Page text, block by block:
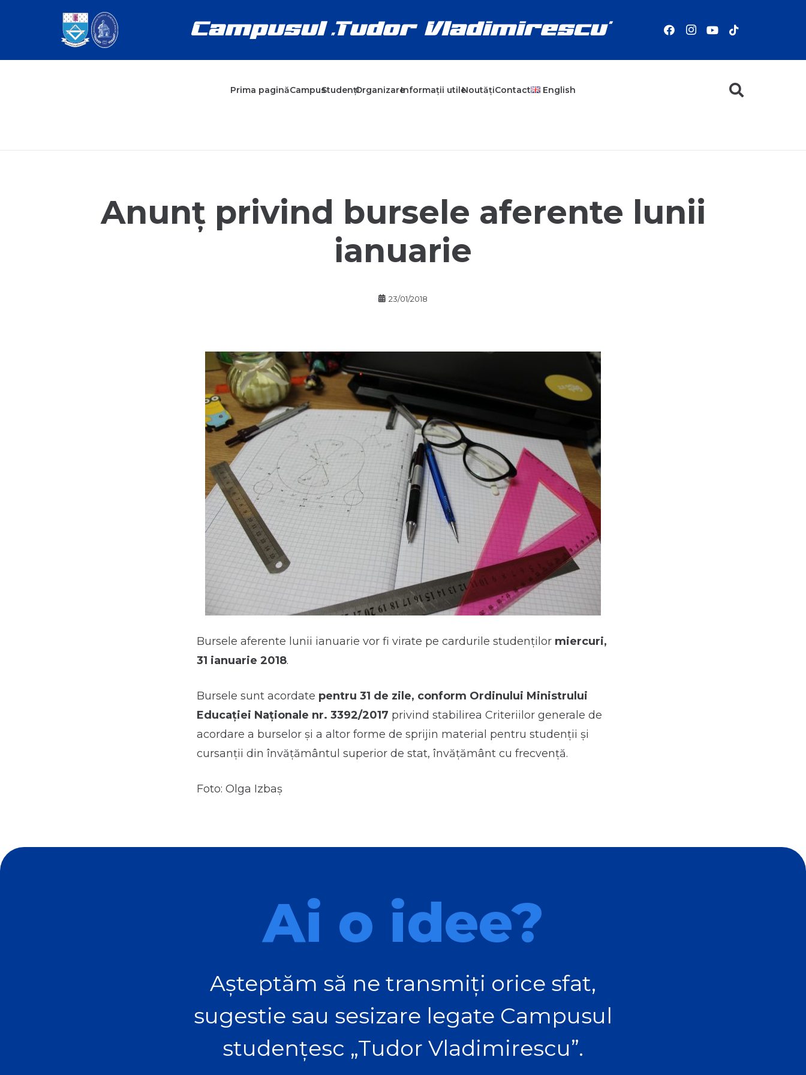
Prima paginăCampusStudențiOrganizareInformații utileNoutățiContact English
Anunț privind bursele aferente lunii
ianuarie
23/01/2018
Bursele aferente lunii ianuarie vor fi virate pe cardurile studenților miercuri,
31 ianuarie 2018.
Bursele sunt acordate pentru 31 de zile, conform Ordinului Ministrului
Educației Naționale nr. 3392/2017 privind stabilirea Criteriilor generale de
acordare a burselor şi a altor forme de sprijin material pentru studenţii şi
cursanţii din învăţământul superior de stat, învăţământ cu frecvenţă.
Foto: Olga Izbaș
Ai o idee?
Așteptăm să ne transmiți orice sfat,
sugestie sau sesizare legate Campusul
studențesc „Tudor Vladimirescu”.